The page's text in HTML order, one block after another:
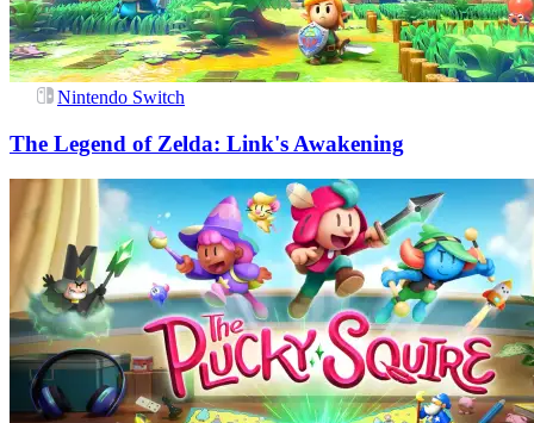
Nintendo Switch
The Legend of Zelda: Link's Awakening